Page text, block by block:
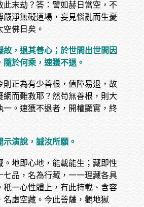
末劫？答：譬如赫日當空，不
淨無礙道場，妄見惱亂而生憂
佛日矣。
，退其善心；於世間出世間因
於何乘，速獲不退。
正為有少善根，值障易退，故
而難救耶？然苟無善根，則大
。速獲不退者，開權顯實，終
演說，誠汝所願。
地即心地，能載能生；藏即性
品，名為行藏，一一理藏各具
一心性體上，有此持載、含容
虛空藏。今此菩薩，觀地獄